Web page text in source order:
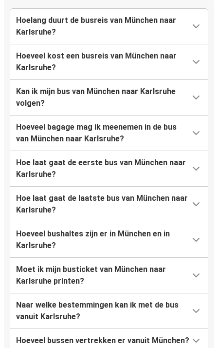
Hoelang duurt de busreis van München naar
Karlsruhe?
Hoeveel kost een busreis van München naar
Karlsruhe?
Kan ik mijn bus van München naar Karlsruhe
volgen?
Hoeveel bagage mag ik meenemen in de bus
van München naar Karlsruhe?
Hoe laat gaat de eerste bus van München naar
Karlsruhe?
Hoe laat gaat de laatste bus van München naar
Karlsruhe?
Hoeveel bushaltes zijn er in München en in
Karlsruhe?
Moet ik mijn busticket van München naar
Karlsruhe printen?
Naar welke bestemmingen kan ik met de bus
vanuit Karlsruhe?
Hoeveel bussen vertrekken er vanuit München?